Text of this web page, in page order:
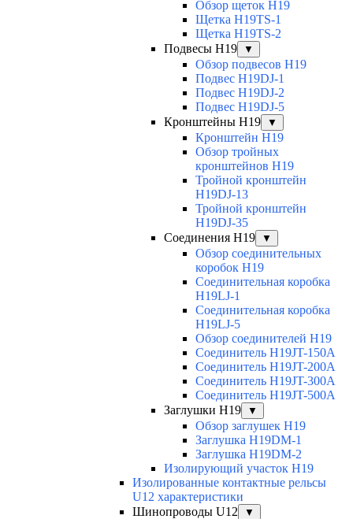
Обзор щеток H19
Щетка H19TS-1
Щетка H19TS-2
Подвесы H19
▼
Обзор подвесов H19
Подвес H19DJ-1
Подвес H19DJ-2
Подвес H19DJ-5
Кронштейны H19
▼
Кронштейн H19
Обзор тройных
кронштейнов H19
Тройной кронштейн
H19DJ-13
Тройной кронштейн
H19DJ-35
Соединения H19
▼
Обзор соединительных
коробок H19
Соединительная коробка
H19LJ-1
Соединительная коробка
H19LJ-5
Обзор соединителей H19
Соединитель H19JT-150A
Соединитель H19JT-200A
Соединитель H19JT-300A
Соединитель H19JT-500A
Заглушки H19
▼
Обзор заглушек H19
Заглушка H19DM-1
Заглушка H19DM-2
Изолирующий участок H19
Изолированные контактные рельсы
U12 характеристики
Шинопроводы U12
▼